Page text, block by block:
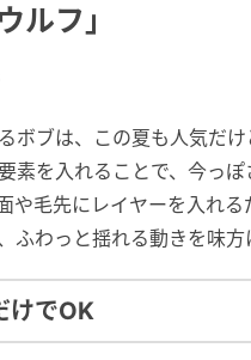
ルフ」
ボブは、この夏も人気だ
素を入れることで、今っ
や毛先にレイヤーを入れ
ふわっと揺れる動きを味方
けでOK